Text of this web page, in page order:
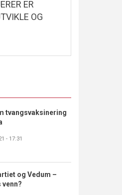
ER
OG
tvangsvaksinering
- 17:31
og Vedum –
venn?